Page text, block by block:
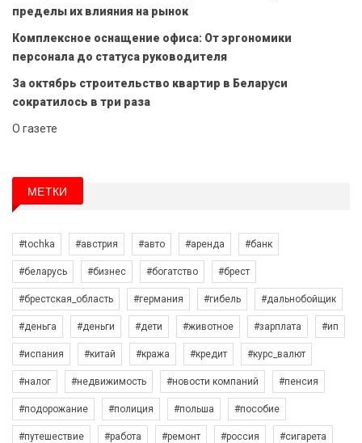
пределы их влияния на рынок
Комплексное оснащение офиса: От эргономики
персонала до статуса руководителя
За октябрь строительство квартир в Беларуси
сократилось в три раза
О газете
МЕТКИ
#tochka #австрия #авто #аренда #банк
#беларусь #бизнес #богатство #брест
#брестская_область #германия #гибель #дальнобойщик
#деньга #деньги #дети #животное #зарплата #ип
#испания #китай #кража #кредит #курс_валют
#налог #недвижимость #новости компаний #пенсия
#подорожание #полиция #польша #пособие
#путешествие #работа #ремонт #россия #сигарета